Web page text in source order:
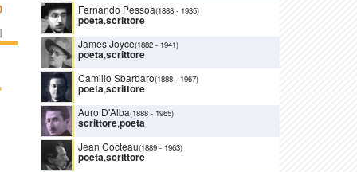
]
Fernando Pessoa(1888 - 1935)
poeta,scrittore
James Joyce(1882 - 1941)
poeta,scrittore
Camillo Sbarbaro(1888 - 1967)
poeta,scrittore
Auro D'Alba(1888 - 1965)
scrittore,poeta
Jean Cocteau(1889 - 1963)
poeta,scrittore